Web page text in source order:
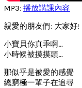
MP3: 播放講課內容
親愛的朋友們: 大家好!
小寶貝你真乖啊…
小時候被摸摸頭…
那似乎是被愛的感覺
總窮極一輩子在追尋